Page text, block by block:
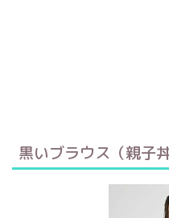
黒いブラウス（親子